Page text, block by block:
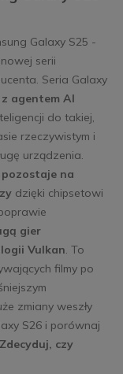
Galaxy S25 -
serii
Seria Galaxy
agentem AI
do takiej,
rzeczywistym i
urządzenia.
na
dzięki chipsetowi
gier
Vulkan. To
filmy po
zmiany weszły
S26 i porównaj
Zdecyduj, czy